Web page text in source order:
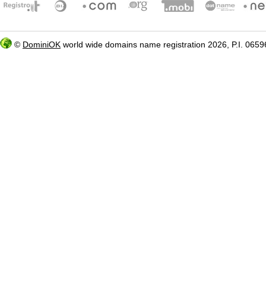
© DominiOK world wide domains name registration 2026, P.I.